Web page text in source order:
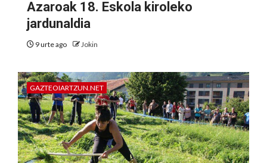
Azaroak 18. Eskola kiroleko
jardunaldia
9 urte ago Jokin
GAZTEOIARTZUN.NET